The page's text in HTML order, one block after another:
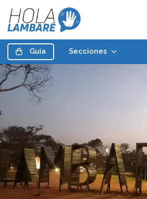
Guía Secciones